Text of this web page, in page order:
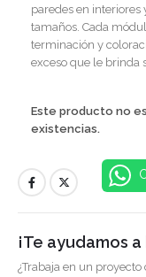
paredes en
tamaños. Cada
terminación y
exceso que le brinda
Este producto no
existencias.
¡Te ayudamos
¿Trabaja en un